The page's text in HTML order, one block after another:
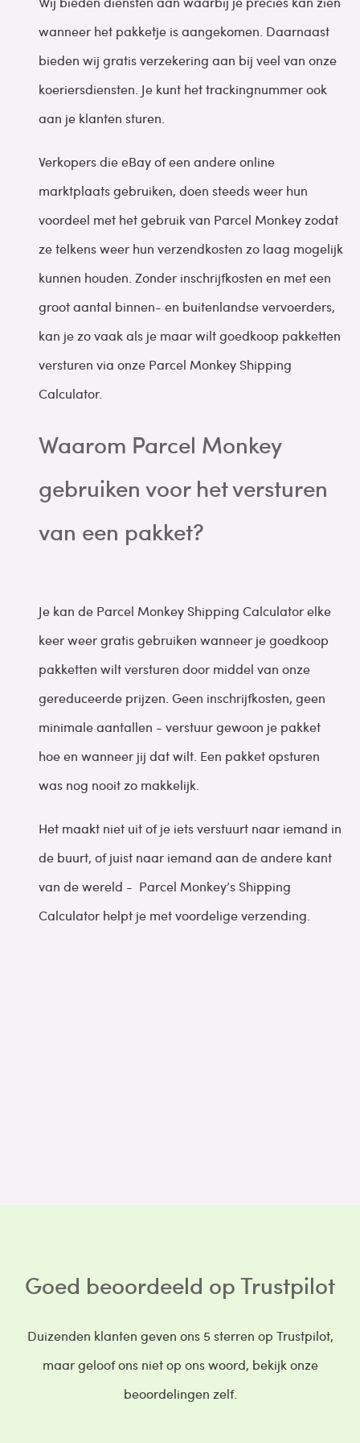
wanneer het pakketje is aangekomen. Daarnaast
bieden wij gratis verzekering aan bij veel van onze
koeriersdiensten. Je kunt het trackingnummer ook
aan je klanten sturen.
Verkopers die eBay of een andere online
marktplaats gebruiken, doen steeds weer hun
voordeel met het gebruik van Parcel Monkey zodat
ze telkens weer hun verzendkosten zo laag mogelijk
kunnen houden. Zonder inschrijfkosten en met een
groot aantal binnen- en buitenlandse vervoerders,
kan je zo vaak als je maar wilt goedkoop pakketten
versturen via onze Parcel Monkey Shipping
Calculator.
Waarom Parcel Monkey
gebruiken voor het versturen
van een pakket?
Je kan de Parcel Monkey Shipping Calculator elke
keer weer gratis gebruiken wanneer je goedkoop
pakketten wilt versturen door middel van onze
gereduceerde prijzen. Geen inschrijfkosten, geen
minimale aantallen - verstuur gewoon je pakket
hoe en wanneer jij dat wilt. Een pakket opsturen
was nog nooit zo makkelijk.
Het maakt niet uit of je iets verstuurt naar iemand in
de buurt, of juist naar iemand aan de andere kant
van de wereld - Parcel Monkey’s Shipping
Calculator helpt je met voordelige verzending.
Goed beoordeeld op Trustpilot
Duizenden klanten geven ons 5 sterren op Trustpilot,
maar geloof ons niet op ons woord, bekijk onze
beoordelingen zelf.